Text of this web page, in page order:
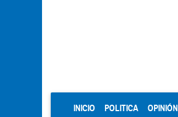
INICIO (CURRENT)
POLITICA OPINIÓN